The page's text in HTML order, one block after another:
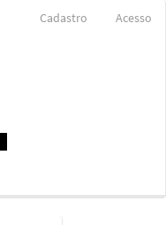
Cadastro Acesso